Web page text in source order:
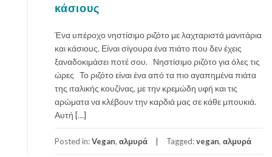
κάσιους
Ένα υπέροχο νηστίσιμο ριζότο με λαχταριστά μανιτάρια
και κάσιους. Είναι σίγουρα ένα πιάτο που δεν έχεις
ξαναδοκιμάσει ποτέ σου. Νηστίσιμο ριζότο για όλες τις
ώρες Το ριζότο είναι ένα από τα πιο αγαπημένα πιάτα
της ιταλικής κουζίνας, με την κρεμώδη υφή και τις
αρώματα να κλέβουν την καρδιά μας σε κάθε μπουκιά.
Αυτή […]
Posted in:Vegan, αλμυρά Tagged:vegan, αλμυρά